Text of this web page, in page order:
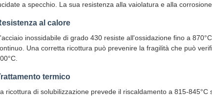
a specchio. La sua resistenza alla vaiolatura e alla
al calore
inossidabile di grado 430 resiste all'ossidazione fino a
Una corretta ricottura può prevenire la fragilità che può
termico
ricottura di solubilizzazione prevede il riscaldamento a 815-